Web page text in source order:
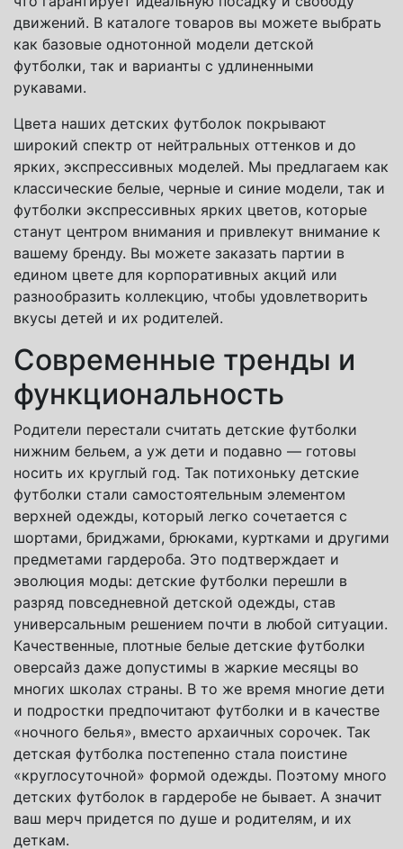
движений. В каталоге товаров вы можете выбрать
как базовые однотонной модели детской
футболки, так и варианты с удлиненными
рукавами.
Цвета наших детских футболок покрывают
широкий спектр от нейтральных оттенков и до
ярких, экспрессивных моделей. Мы предлагаем как
классические белые, черные и синие модели, так и
футболки экспрессивных ярких цветов, которые
станут центром внимания и привлекут внимание к
вашему бренду. Вы можете заказать партии в
едином цвете для корпоративных акций или
разнообразить коллекцию, чтобы удовлетворить
вкусы детей и их родителей.
Современные тренды и
функциональность
Родители перестали считать детские футболки
нижним бельем, а уж дети и подавно — готовы
носить их круглый год. Так потихоньку детские
футболки стали самостоятельным элементом
верхней одежды, который легко сочетается с
шортами, бриджами, брюками, куртками и другими
предметами гардероба. Это подтверждает и
эволюция моды: детские футболки перешли в
разряд повседневной детской одежды, став
универсальным решением почти в любой ситуации.
Качественные, плотные белые детские футболки
оверсайз даже допустимы в жаркие месяцы во
многих школах страны. В то же время многие дети
и подростки предпочитают футболки и в качестве
«ночного белья», вместо архаичных сорочек. Так
детская футболка постепенно стала поистине
«круглосуточной» формой одежды. Поэтому много
детских футболок в гардеробе не бывает. А значит
ваш мерч придется по душе и родителям, и их
деткам.